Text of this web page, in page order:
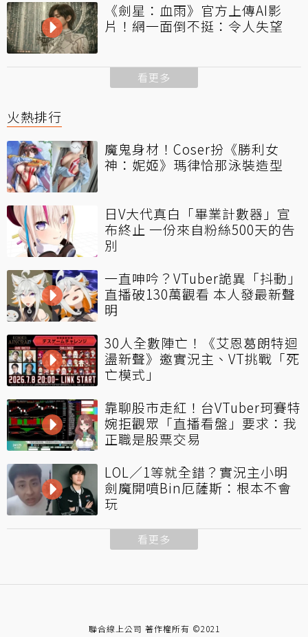
《劍星：血雨》官方上傳AI影
片！網一面倒不挺：令人失望
看更多
火熱排行
魔鬼身材！Coser扮《勝利女
神：妮姬》瑪律恰那泳裝造型
日V大代真白「畢業計數器」宣
布終止 一份來自粉絲500天的告
別
一直呻吟？VTuber詭異「抖動」
直播破130萬觀看 本人發最新聲
明
30人全數陣亡！《艾恩葛朗特迴
盪新聲》邀實況主、VT挑戰「死
亡模式」
靠聊股市走紅！台VTuber珂賽特
婉拒觀眾「直播看盤」要求：我
正職是股票交易
LOL／1等就全錯？實況主小明
劍魔開噴Bin厄薩斯：根本不會
玩
看更多
聯合線上公司 著作權所有 ©2021